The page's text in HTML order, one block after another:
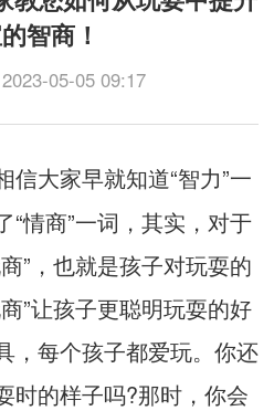
智商！
05-05 09:17
信大家早就知道“智力”一
“情商”一词，其实，对于
”，也就是孩子对玩耍的
”让孩子更聪明玩耍的好
，每个孩子都爱玩。你还
时的样子吗?那时，你会